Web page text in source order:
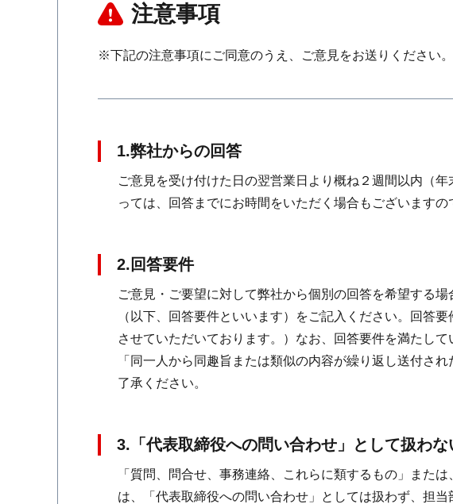
注意事項
※下記の注意事項にご同意のうえ、ご意見をお送りください。
1.弊社からの回答
ご意見を受け付けた日の翌営業日より概ね２週間以内（
っては、回答までにお時間をいただく場合もございますの
2.回答要件
ご意見・ご要望に対して弊社から個別の回答を希望する
（以下、回答要件といいます）をご記入ください。回答
させていただいております。）なお、回答要件を満たし
「同一人から同趣旨または類似の内容が繰り返し送付さ
了承ください。
3.「代表取締役への問い合わせ」として扱わな
「質問、問合せ、事務連絡、これらに類するもの」また
は、「代表取締役への問い合わせ」としては扱わず、担